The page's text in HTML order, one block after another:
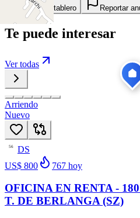
Añadir a tablero Reportar
Te puede interesar
Ver todas
Arriendo
Nuevo
56
DS
US$ 800
767 hoy
OFICINA EN RENTA -
T. DE BERLANGA (SZ)